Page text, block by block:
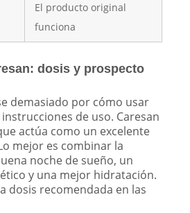
El producto original
funciona
dosis y prospecto
demasiado por cómo usar
de uso. Caresan
actúa como un excelente
mejor es combinar la
noche de sueño, un
y una mejor hidratación.
dosis recomendada en las